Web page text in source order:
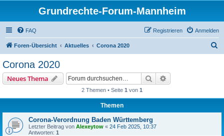
Grundrechte-Forum-Mannheim
FAQ Anmelden
Registrieren
Foren-Übersicht Aktuelles Corona 2020
Corona 2020
Neues Thema Suche
2 Themen • Seite 1 von 1
Themen
Corona-Verordnung Baden Württemberg
Letzter Beitrag von Alexeytow « 24 Feb 2025, 10:37
Antworten: 1